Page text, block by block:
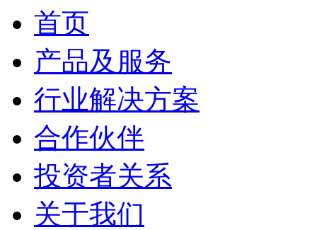
首页
产品及服务
行业解决方案
合作伙伴
投资者关系
关于我们